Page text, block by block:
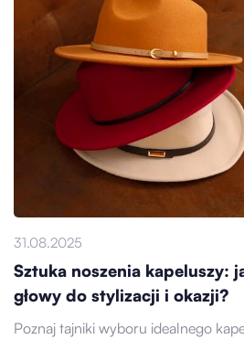
31.08.2025
Sztuka noszenia kapeluszy:
głowy do stylizacji i okazji?
Poznaj tajniki wyboru idealnego